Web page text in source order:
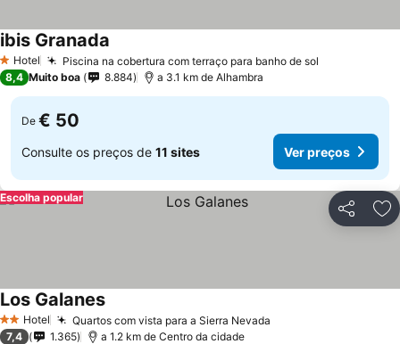
1 Estrelas
Hotel Piscina na cobertura com terraço para banho de sol
ibis Granada
8,4 Muito boa 8.884 a 3.1 km de Alhambra
De € 50
Consulte os preços de 11 sites Ver preços
Partilhar
Escolha popular
2 Estrelas
Hotel Quartos com vista para a Sierra Nevada
Los Galanes
7,4 1.365 a 1.2 km de Centro da cidade